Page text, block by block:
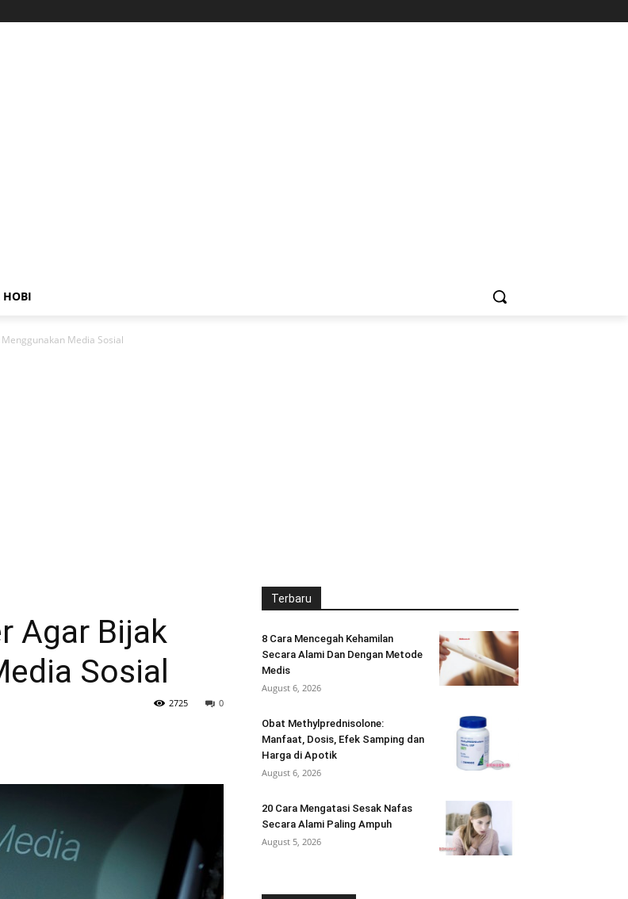
HOBI
Media Sosial
Agar Bijak
Sosial
0
2725
Terbaru
8 Cara Mencegah Kehamilan
Secara Alami Dan Dengan Metode
Medis
August 6, 2026
Obat Methylprednisolone:
Manfaat, Dosis, Efek Samping dan
Harga di Apotik
August 6, 2026
20 Cara Mengatasi Sesak Nafas
Secara Alami Paling Ampuh
August 5, 2026